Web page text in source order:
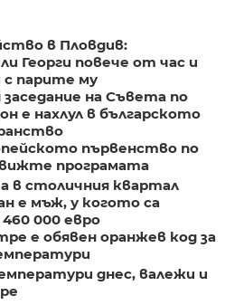
в Пловдив:
Георги повече от час и
с парите му
на Съвета по
е нахлул в българското
първенство по
програмата
в столичния квартал
е мъж, у когото са
000 евро
е обявен оранжев код за
днес, валежи и